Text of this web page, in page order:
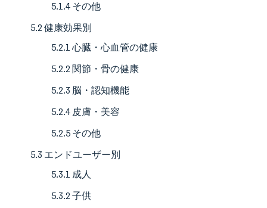
5.1.4 その他
5.2 健康効果別
5.2.1 心臓・心血管の健康
5.2.2 関節・骨の健康
5.2.3 脳・認知機能
5.2.4 皮膚・美容
5.2.5 その他
5.3 エンドユーザー別
5.3.1 成人
5.3.2 子供